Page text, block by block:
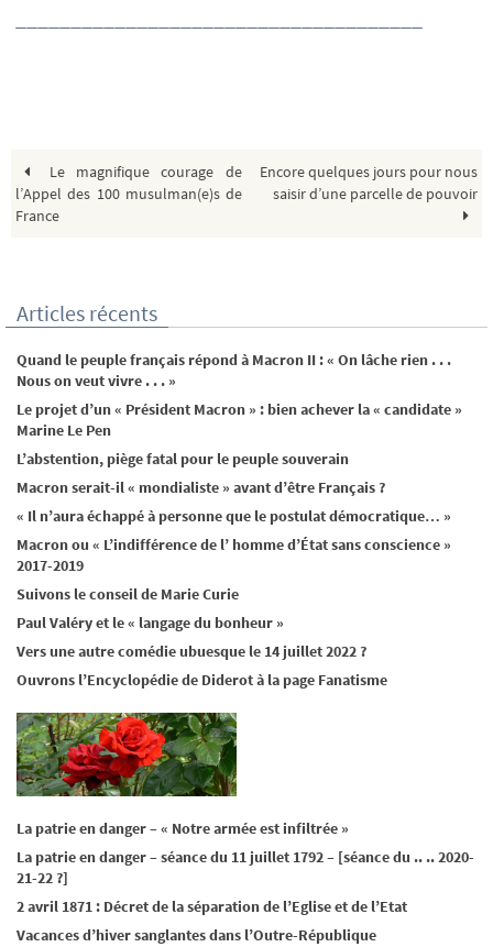
Le magnifique courage de
l’Appel des 100 musulman(e)s de
France
Encore quelques jours pour nous
saisir d’une parcelle de pouvoir
Articles récents
Quand le peuple français répond à Macron II : « On lâche rien . . .
Nous on veut vivre . . . »
Le projet d’un « Président Macron » : bien achever la « candidate »
Marine Le Pen
L’abstention, piège fatal pour le peuple souverain
Macron serait-il « mondialiste » avant d’être Français ?
« Il n’aura échappé à personne que le postulat démocratique… »
Macron ou « L’indifférence de l’ homme d’État sans conscience »
2017-2019
Suivons le conseil de Marie Curie
Paul Valéry et le « langage du bonheur »
Vers une autre comédie ubuesque le 14 juillet 2022 ?
Ouvrons l’Encyclopédie de Diderot à la page Fanatisme
La patrie en danger – « Notre armée est infiltrée »
La patrie en danger – séance du 11 juillet 1792 – [séance du .. .. 2020-
21-22 ?]
2 avril 1871 : Décret de la séparation de l’Eglise et de l’Etat
Vacances d’hiver sanglantes dans l’Outre-République